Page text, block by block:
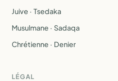
Juive · Tsedaka
Musulmane · Sadaqa
Chrétienne · Denier
LÉGAL